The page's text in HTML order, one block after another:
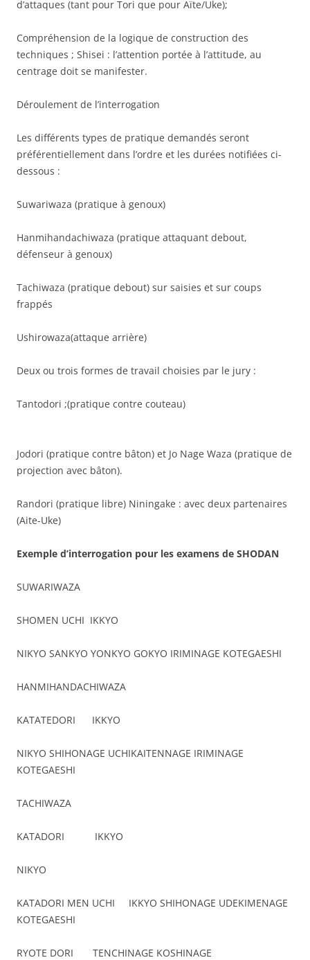
d’attaques (tant pour Tori que pour Aïte/Uke);
Compréhension de la logique de construction des
techniques ; Shisei : l’attention portée à l’attitude, au
centrage doit se manifester.
Déroulement de l’interrogation
Les différents types de pratique demandés seront
préférentiellement dans l’ordre et les durées notifiées ci-
dessous :
Suwariwaza (pratique à genoux)
Hanmihandachiwaza (pratique attaquant debout,
défenseur à genoux)
Tachiwaza (pratique debout) sur saisies et sur coups
frappés
Ushirowaza(attaque arrière)
Deux ou trois formes de travail choisies par le jury :
Tantodori ;(pratique contre couteau)
Jodori (pratique contre bâton) et Jo Nage Waza (pratique de
projection avec bâton).
Randori (pratique libre) Niningake : avec deux partenaires
(Aite-Uke)
Exemple d’interrogation pour les examens de SHODAN
SUWARIWAZA
SHOMEN UCHI IKKYO
NIKYO SANKYO YONKYO GOKYO IRIMINAGE KOTEGAESHI
HANMIHANDACHIWAZA
KATATEDORI IKKYO
NIKYO SHIHONAGE UCHIKAITENNAGE IRIMINAGE
KOTEGAESHI
TACHIWAZA
KATADORI IKKYO
NIKYO
KATADORI MEN UCHI IKKYO SHIHONAGE UDEKIMENAGE
KOTEGAESHI
RYOTE DORI TENCHINAGE KOSHINAGE